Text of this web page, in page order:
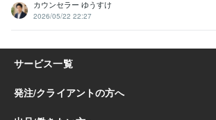
カウンセラー ゆうすけ
2026/05/22 22:27